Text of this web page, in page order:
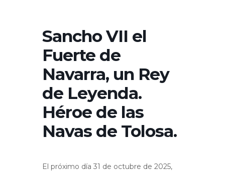
Sancho VII el
Fuerte de
Navarra, un Rey
de Leyenda.
Héroe de las
Navas de Tolosa.
El próximo día 31 de octubre de 2025,